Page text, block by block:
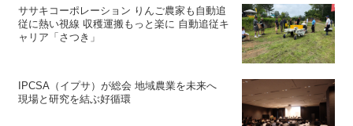
ササキコーポレーション りんご農家も自動追
従に熱い視線 収穫運搬もっと楽に 自動追従キ
ャリア「さつき」
IPCSA（イプサ）が総会 地域農業を未来へ
現場と研究を結ぶ好循環